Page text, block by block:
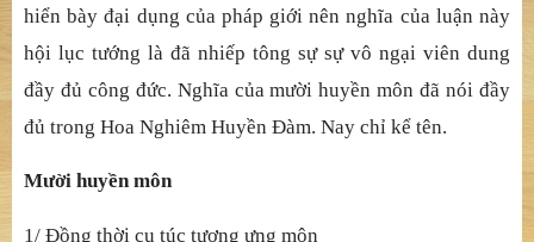
hiển bày đại dụng của pháp giới nên nghĩa của luận này
hội lục tướng là đã nhiếp tông sự sự vô ngại viên dung
đầy đủ công đức. Nghĩa của mười huyền môn đã nói đầy
đủ trong Hoa Nghiêm Huyền Đàm. Nay chỉ kể tên.
Mười huyền môn
1/ Đồng thời cụ túc tương ưng môn